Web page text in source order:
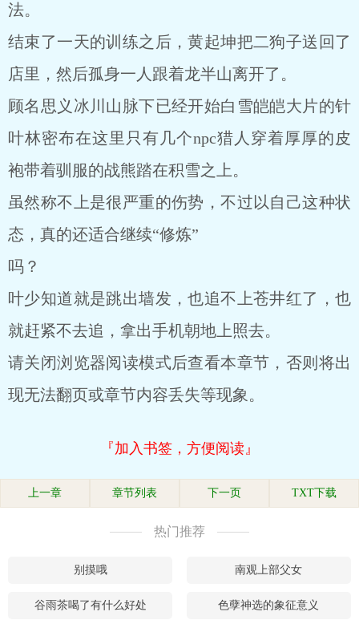
法。
结束了一天的训练之后，黄起坤把二狗子送回了
店里，然后孤身一人跟着龙半山离开了。
顾名思义冰川山脉下已经开始白雪皑皑大片的针
叶林密布在这里只有几个npc猎人穿着厚厚的皮
袍带着驯服的战熊踏在积雪之上。
虽然称不上是很严重的伤势，不过以自己这种状
态，真的还适合继续“修炼”
吗？
叶少知道就是跳出墙发，也追不上苍井红了，也
就赶紧不去追，拿出手机朝地上照去。
请关闭浏览器阅读模式后查看本章节，否则将出
现无法翻页或章节内容丢失等现象。
『加入书签，方便阅读』
上一章 章节列表 下一页 TXT下载
热门推荐
别摸哦 南观上部父女
谷雨茶喝了有什么好处 色孽神选的象征意义